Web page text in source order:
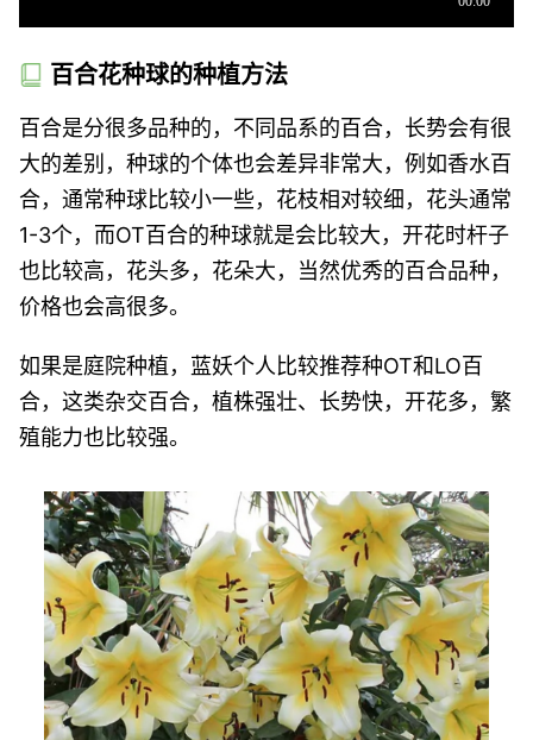
百合花种球的种植方法
百合是分很多品种的，不同品系的百合，长势会有很
大的差别，种球的个体也会差异非常大，例如香水百
合，通常种球比较小一些，花枝相对较细，花头通常
1-3个，而OT百合的种球就是会比较大，开花时杆子
也比较高，花头多，花朵大，当然优秀的百合品种，
价格也会高很多。
如果是庭院种植，蓝妖个人比较推荐种OT和LO百
合，这类杂交百合，植株强壮、长势快，开花多，繁
殖能力也比较强。